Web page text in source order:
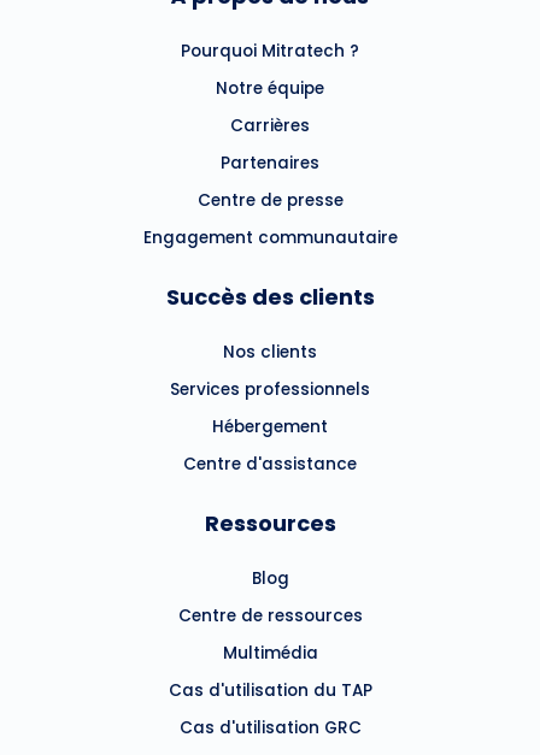
Pourquoi Mitratech ?
Notre équipe
Carrières
Partenaires
Centre de presse
Engagement communautaire
Succès des clients
Nos clients
Services professionnels
Hébergement
Centre d'assistance
Ressources
Blog
Centre de ressources
Multimédia
Cas d'utilisation du TAP
Cas d'utilisation GRC